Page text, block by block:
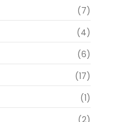
(7)
(4)
(6)
(17)
(1)